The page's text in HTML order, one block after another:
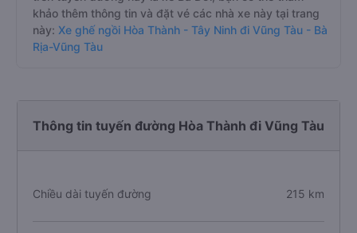
khảo thêm thông tin và đặt vé các nhà xe này tại trang
này: Xe ghế ngồi Hòa Thành - Tây Ninh đi Vũng Tàu - Bà
Rịa-Vũng Tàu
Thông tin tuyến đường Hòa Thành đi Vũng Tàu
Chiều dài tuyến đường 215 km